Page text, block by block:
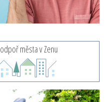
města v Zenu